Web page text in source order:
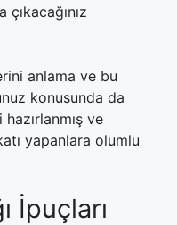
çıkacağınız
anlama ve bu
konusunda da
ve
yapanlara olumlu
İpuçları